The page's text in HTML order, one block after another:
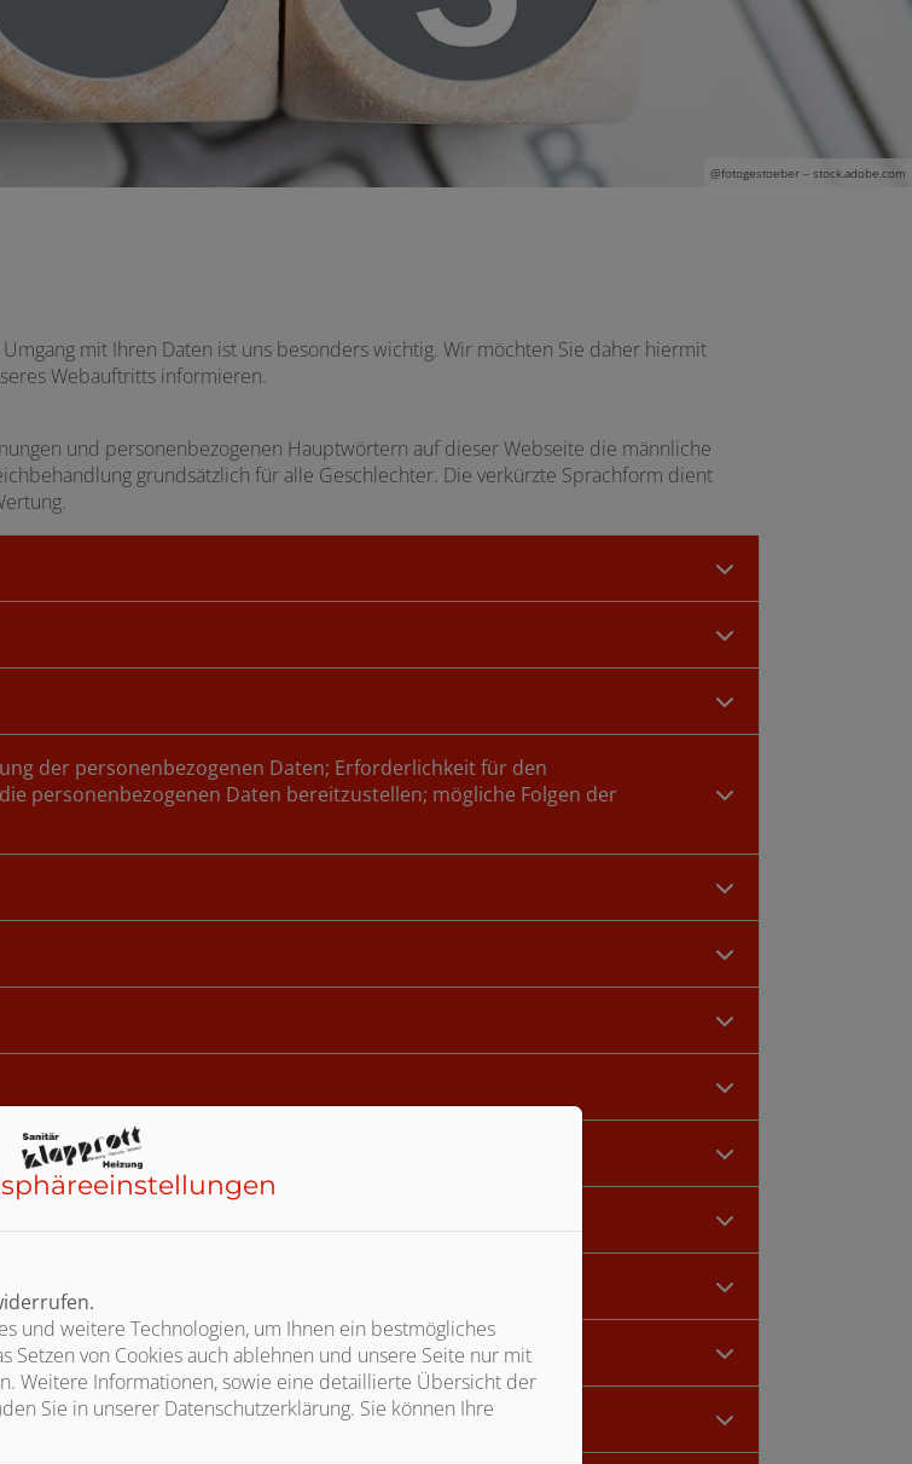
@fotogestoeber – stock.adobe.com
mit Ihren Daten ist uns besonders wichtig. Wir möchten Sie daher hiermit
Webauftritts informieren.
und personenbezogenen Hauptwörtern auf dieser Webseite die männliche
grundsätzlich für alle Geschlechter. Die verkürzte Sprachform dient
der personenbezogenen Daten; Erforderlichkeit für den
personenbezogenen Daten bereitzustellen; mögliche Folgen der
Verantwortlichen oder einem Dritten verfolgt werden
und weitere Technologien, um Ihnen ein bestmögliches
Setzen von Cookies auch ablehnen und unsere Seite nur mit
Weitere Informationen, sowie eine detaillierte Übersicht der
Sie in unserer Datenschutzerklärung. Sie können Ihre